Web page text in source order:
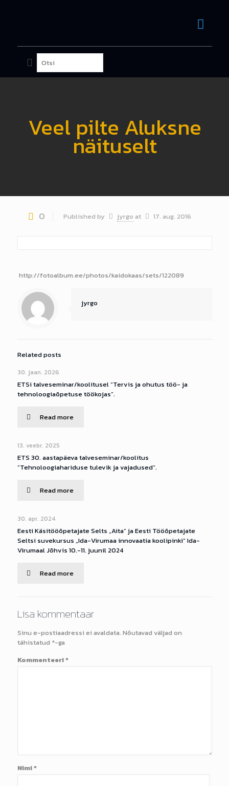
Veel pilte Aluksne
näituselt
0 Published by jyrgo at 17. aug. 2016
http://fotoalbum.ee/photos/kaidokaas/sets/122089
jyrgo
Related posts
30. jaan. 2026
ETSi talveseminar/koolitusel “Tervis ja ohutus töö- ja
tehnoloogiaõpetuse töökojas”.
Read more
13. veebr. 2025
ETS 30. aastapäeva talveseminar/koolitus
”Tehnoloogiahariduse tulevik ja vajadused”.
Read more
30. apr. 2024
Eesti Käsitööõpetajate Selts „Aita” ja Eesti Tööõpetajate
Seltsi suvekursus „Ida-Virumaa innovaatia koolipinki“ Ida-
Virumaal Jõhvis 10.-11. juunil 2024
Read more
Lisa kommentaar
Sinu e-postiaadressi ei avaldata. Nõutavad väljad on
tähistatud *-ga
Kommenteeri*
Nimi*